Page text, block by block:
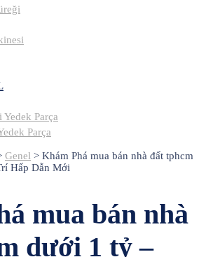
Yedek Parça
Parça
Genel > Khám Phá mua bán nhà đất tphcm
Hấp Dẫn Mới
mua bán nhà
dưới 1 tỷ –